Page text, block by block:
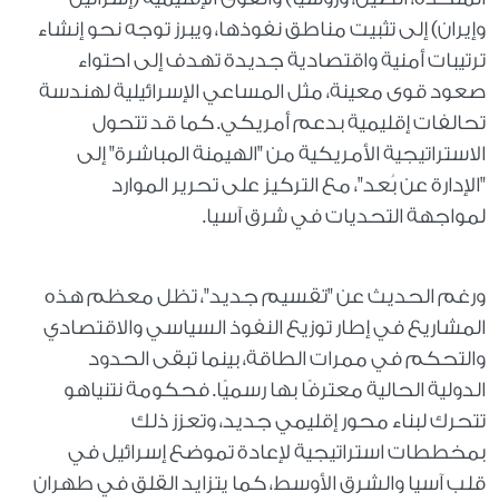
وإيران) إلى تثبيت مناطق نفوذها، ويبرز توجه نحو إنشاء
ترتيبات أمنية واقتصادية جديدة تهدف إلى احتواء
صعود قوى معينة، مثل المساعي الإسرائيلية لهندسة
تحالفات إقليمية بدعم أمريكي. كما قد تتحول
الاستراتيجية الأمريكية من "الهيمنة المباشرة" إلى
"الإدارة عن بُعد"، مع التركيز على تحرير الموارد
لمواجهة التحديات في شرق آسيا.
ورغم الحديث عن "تقسيم جديد"، تظل معظم هذه
المشاريع في إطار توزيع النفوذ السياسي والاقتصادي
والتحكم في ممرات الطاقة، بينما تبقى الحدود
الدولية الحالية معترفًا بها رسميًا. فحكومة نتنياهو
تتحرك لبناء محور إقليمي جديد، وتعزز ذلك
بمخططات استراتيجية لإعادة تموضع إسرائيل في
قلب آسيا والشرق الأوسط، كما يتزايد القلق في طهران